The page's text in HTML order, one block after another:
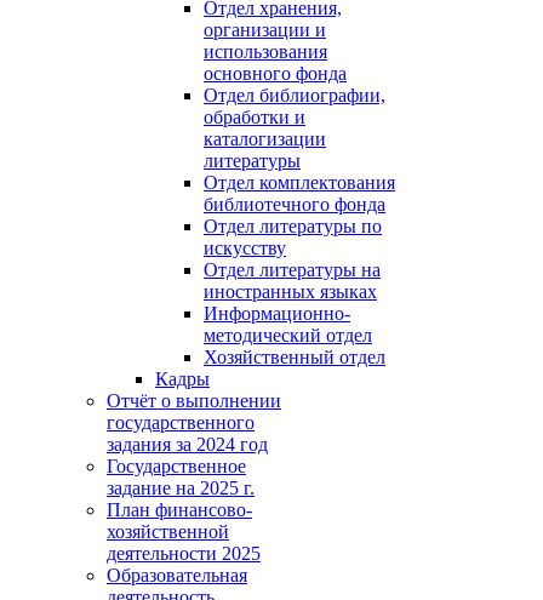
Отдел хранения,
организации и
использования
основного фонда
Отдел библиографии,
обработки и
каталогизации
литературы
Отдел комплектования
библиотечного фонда
Отдел литературы по
искусству
Отдел литературы на
иностранных языках
Информационно-
методический отдел
Хозяйственный отдел
Кадры
Отчёт о выполнении
государственного
задания за 2024 год
Государственное
задание на 2025 г.
План финансово-
хозяйственной
деятельности 2025
Образовательная